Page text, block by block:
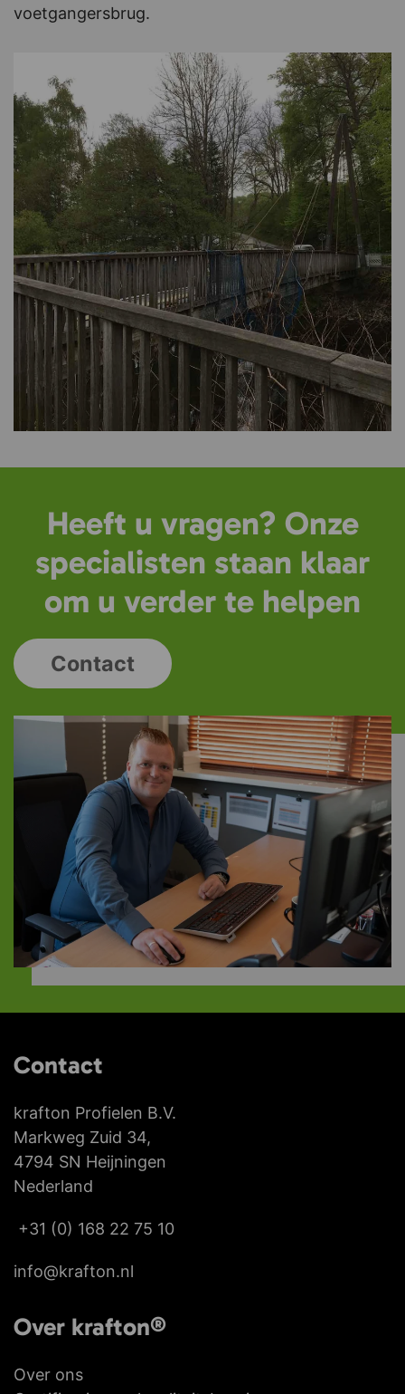
voetgangersbrug.
Heeft u vragen? Onze
specialisten staan klaar
om u verder te helpen
Contact
Contact
krafton Profielen B.V.
Markweg Zuid 34,
4794 SN Heijningen
Nederland
+31 (0) 168 22 75 10
info@krafton.nl
Over krafton®
Over ons